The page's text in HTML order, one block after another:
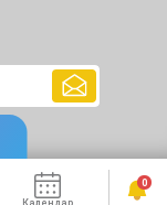
Календар Сервіси
0